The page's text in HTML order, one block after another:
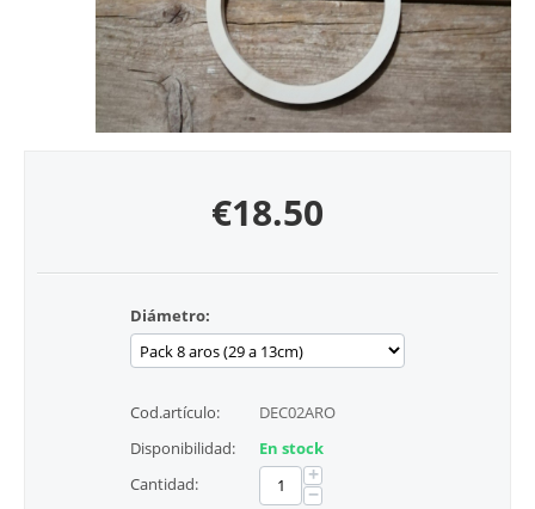
€18.50
Diámetro:
Cod.artículo:
DEC02ARO
Disponibilidad:
En stock
Cantidad:
+
−